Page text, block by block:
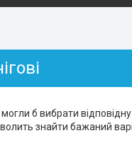
б вибрати
знайти бажаний